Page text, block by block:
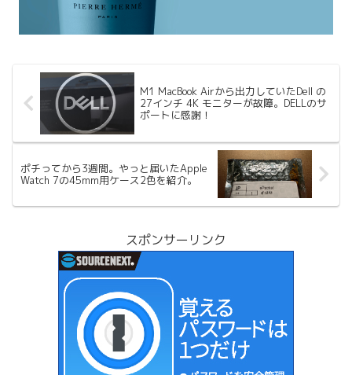
M1 MacBook Airから出力していたDell の
27インチ 4K モニターが故障。DELLのサ
ポートに感謝！
ポチってから3週間。やっと届いたApple
Watch 7の45mm用ケース2色を紹介。
スポンサーリンク